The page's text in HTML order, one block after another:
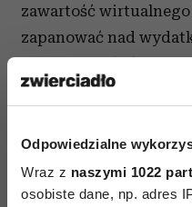
Odpowiedzialne
Wraz z naszymi 1022
osobiste dane, np. adres
zawartość
zapanować nad
zaoszczędzić również
grupowym oraz
zaoszczędzisz nieco
przyjemności.
Unikaj pułapek